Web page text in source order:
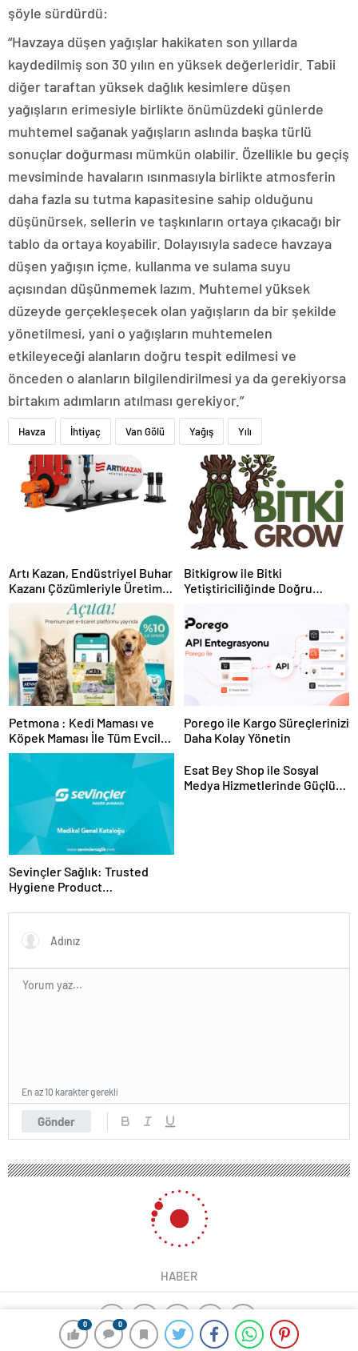
0 0
şöyle sürdürdü:
“Havzaya düşen yağışlar hakikaten son yıllarda
kaydedilmiş son 30 yılın en yüksek değerleridir. Tabii
diğer taraftan yüksek dağlık kesimlere düşen
yağışların erimesiyle birlikte önümüzdeki günlerde
muhtemel sağanak yağışların aslında başka türlü
sonuçlar doğurması mümkün olabilir. Özellikle bu geçiş
mevsiminde havaların ısınmasıyla birlikte atmosferin
daha fazla su tutma kapasitesine sahip olduğunu
düşünürsek, sellerin ve taşkınların ortaya çıkacağı bir
tablo da ortaya koyabilir. Dolayısıyla sadece havzaya
düşen yağışın içme, kullanma ve sulama suyu
açısından düşünmemek lazım. Muhtemel yüksek
düzeyde gerçekleşecek olan yağışların da bir şekilde
yönetilmesi, yani o yağışların muhtemelen
etkileyeceği alanların doğru tespit edilmesi ve
önceden o alanların bilgilendirilmesi ya da gerekiyorsa
birtakım adımların atılması gerekiyor.”
Havza İhtiyaç Van Gölü Yağış Yılı
Artı Kazan, Endüstriyel Buhar
Kazanı Çözümleriyle Üretim
Tesislerine Verimli Sistemler
Sunuyor
Bitkigrow ile Bitki
Yetiştiriciliğinde Doğru
Petmona : Kedi Maması ve
Köpek Maması İle Tüm Evcil
Hayvan Ürünleri
Porego ile Kargo Süreçlerinizi
Daha Kolay Yönetin
Sevinçler Sağlık: Trusted
Hygiene Product
Esat Bey Shop ile Sosyal
Medya Hizmetlerinde Güçlü
Gönder
En az 10 karakter gerekli
HABER